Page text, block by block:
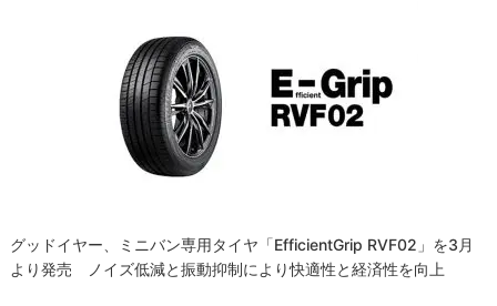
グッドイヤー、ミニバン専用タイヤ「EfficientGrip RVF02」を3月
より発売 ノイズ低減と振動抑制により快適性と経済性を向上